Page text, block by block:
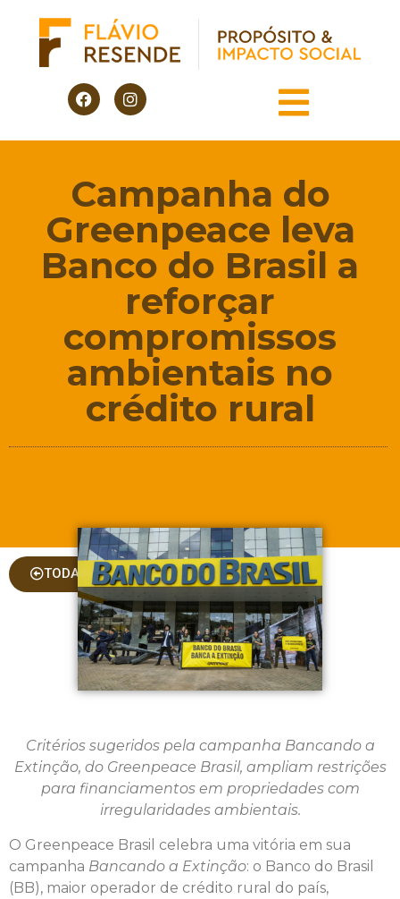
Campanha do
Greenpeace leva
Banco do Brasil a
reforçar
compromissos
ambientais no
crédito rural
TODAS AS COLUNAS
Critérios sugeridos pela campanha Bancando a
Extinção, do Greenpeace Brasil, ampliam restrições
para financiamentos em propriedades com
irregularidades ambientais.
O Greenpeace Brasil celebra uma vitória em sua
campanha Bancando a Extinção: o Banco do Brasil
(BB), maior operador de crédito rural do país,